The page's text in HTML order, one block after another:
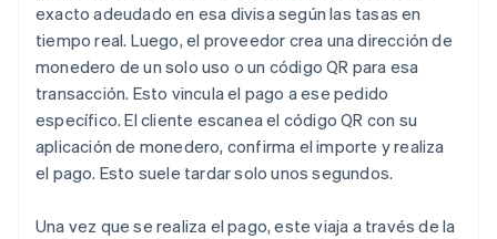
exacto adeudado en esa divisa según las tasas en
tiempo real. Luego, el proveedor crea una dirección de
monedero de un solo uso o un código QR para esa
transacción. Esto vincula el pago a ese pedido
específico. El cliente escanea el código QR con su
aplicación de monedero, confirma el importe y realiza
el pago. Esto suele tardar solo unos segundos.
Una vez que se realiza el pago, este viaja a través de la